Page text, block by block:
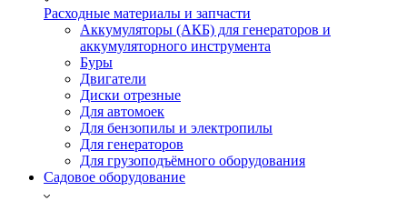
Расходные материалы и запчасти
Аккумуляторы (АКБ) для генераторов и
аккумуляторного инструмента
Буры
Двигатели
Диски отрезные
Для автомоек
Для бензопилы и электропилы
Для генераторов
Для грузоподъёмного оборудования
Садовое оборудование